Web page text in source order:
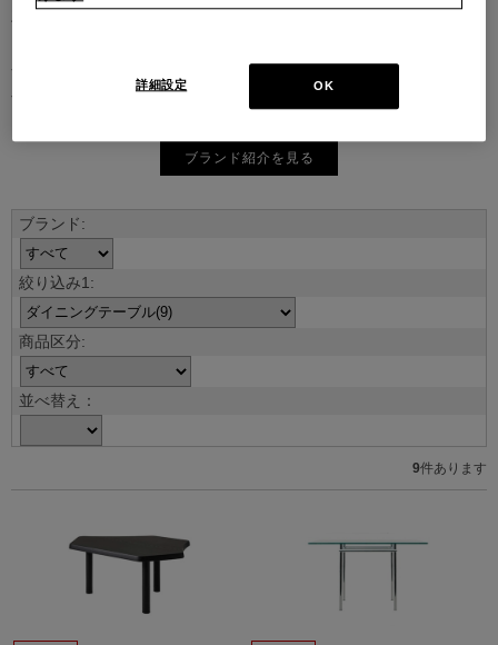
頼、それを保ちながらも革新的に続けられる斬新で大胆な製品開発
ナは、時代を越えて人々を魅了し、特別な満足感をもたらし続けま
す。
ブランド紹介を見る
並べ替え：
9件あります
OK
詳細設定